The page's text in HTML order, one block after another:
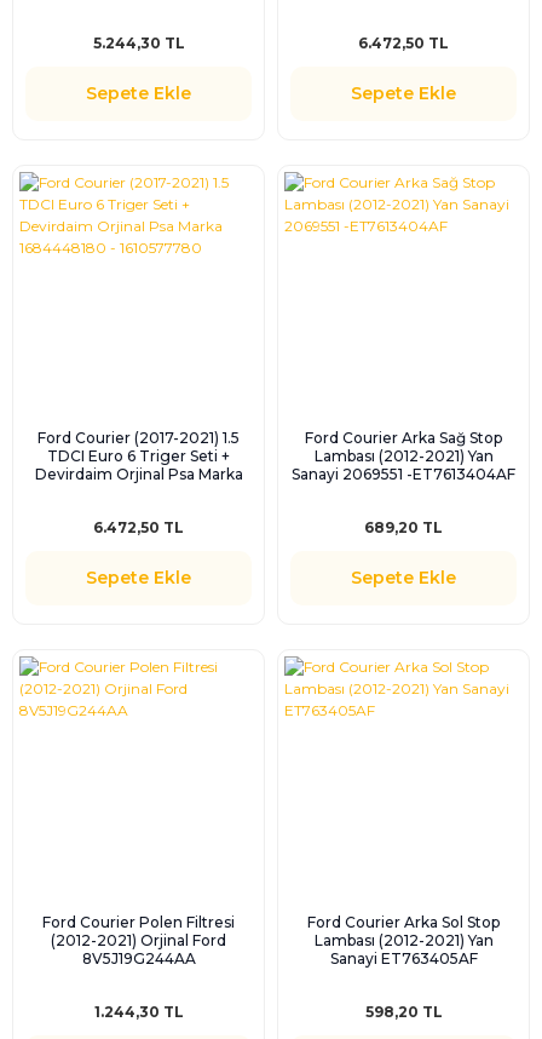
5.244,30 TL
Sepete Ekle
6.472,50 TL
Sepete Ekle
Ford Courier (2017-2021) 1.5
TDCI Euro 6 Triger Seti +
Devirdaim Orjinal Psa Marka
6.472,50 TL
Sepete Ekle
Ford Courier Arka Sağ Stop
Lambası (2012-2021) Yan
Sanayi 2069551 -ET7613404AF
689,20 TL
Sepete Ekle
Ford Courier Polen Filtresi
(2012-2021) Orjinal Ford
8V5J19G244AA
1.244,30 TL
Ford Courier Arka Sol Stop
Lambası (2012-2021) Yan
Sanayi ET763405AF
598,20 TL